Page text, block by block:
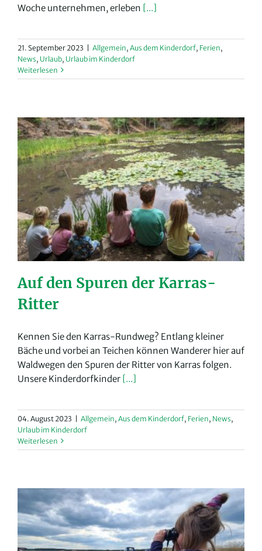
Woche unternehmen, erleben [...]
21. September 2023 Allgemein, Aus dem Kinderdorf, Ferien,
News, Urlaub, Urlaub im Kinderdorf
Weiterlesen
Auf den Spuren der Karras-
Ritter
Kennen Sie den Karras-Rundweg? Entlang kleiner
Bäche und vorbei an Teichen können Wanderer hier auf
Waldwegen den Spuren der Ritter von Karras folgen.
Unsere Kinderdorfkinder [...]
04. August 2023 Allgemein, Aus dem Kinderdorf, Ferien, News,
Urlaub im Kinderdorf
Weiterlesen